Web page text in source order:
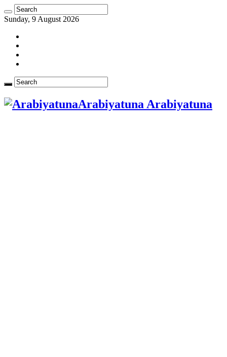
Sunday, 9 August 2026
Arabiyatuna Arabiyatuna